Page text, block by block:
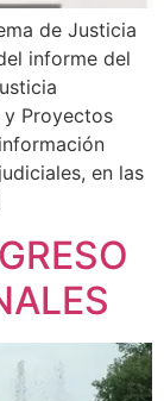
de Justicia
informe del
Proyectos
en las